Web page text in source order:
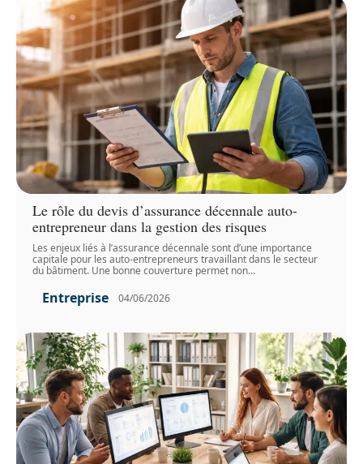
Le rôle du devis d’assurance décennale auto-
entrepreneur dans la gestion des risques
Les enjeux liés à l’assurance décennale sont d’une importance
capitale pour les auto-entrepreneurs travaillant dans le secteur
du bâtiment. Une bonne couverture permet non…
Entreprise 04/06/2026